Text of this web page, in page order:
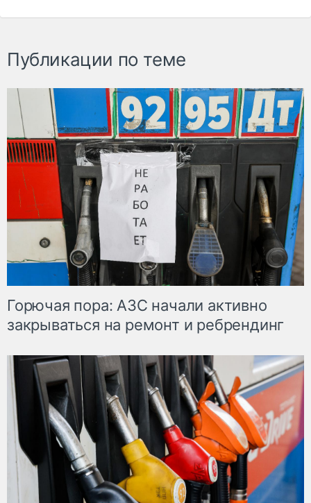
Публикации по теме
Горючая пора: АЗС начали активно
закрываться на ремонт и ребрендинг